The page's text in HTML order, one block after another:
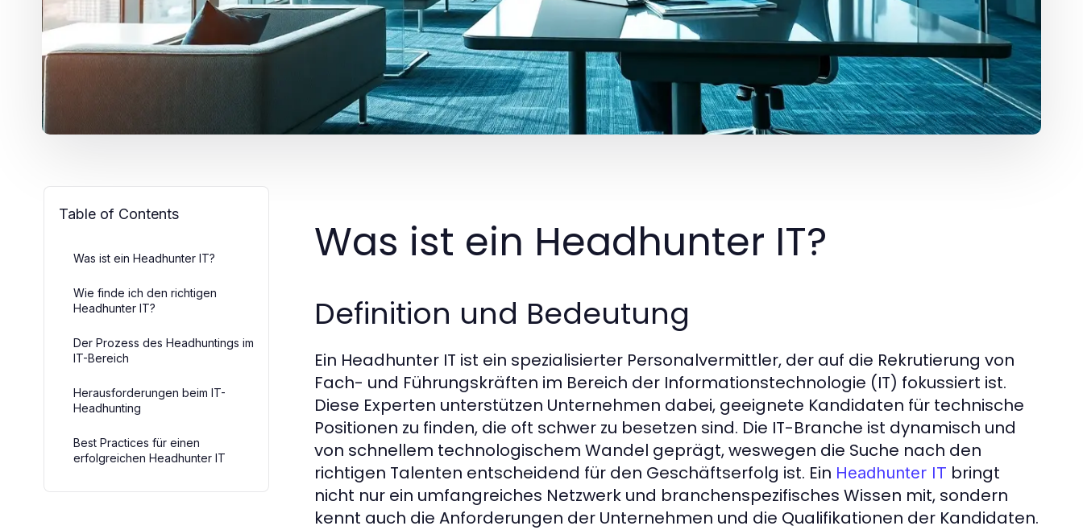
Table of Contents
Was ist ein Headhunter IT?
Wie finde ich den richtigen
Headhunter IT?
Der Prozess des Headhuntings im
IT-Bereich
Herausforderungen beim IT-
Headhunting
Best Practices für einen
erfolgreichen Headhunter IT
Was ist ein Headhunter IT?
Definition und Bedeutung
Ein Headhunter IT ist ein spezialisierter Personalvermittler, der auf die Rekrutierung von
Fach- und Führungskräften im Bereich der Informationstechnologie (IT) fokussiert ist.
Diese Experten unterstützen Unternehmen dabei, geeignete Kandidaten für technische
Positionen zu finden, die oft schwer zu besetzen sind. Die IT-Branche ist dynamisch und
von schnellem technologischem Wandel geprägt, weswegen die Suche nach den
richtigen Talenten entscheidend für den Geschäftserfolg ist. Ein Headhunter IT bringt
nicht nur ein umfangreiches Netzwerk und branchenspezifisches Wissen mit, sondern
kennt auch die Anforderungen der Unternehmen und die Qualifikationen der Kandidaten.